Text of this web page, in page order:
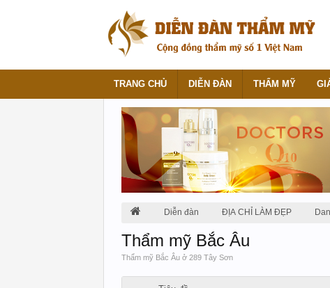
Diễn đàn ĐỊA CHỈ LÀM ĐẸP
Thẩm mỹ Bắc Âu
Thẩm mỹ Bắc Âu ở 289 Tây Sơn
TRANG CHỦ DIỄN ĐÀN THẨM MỸ